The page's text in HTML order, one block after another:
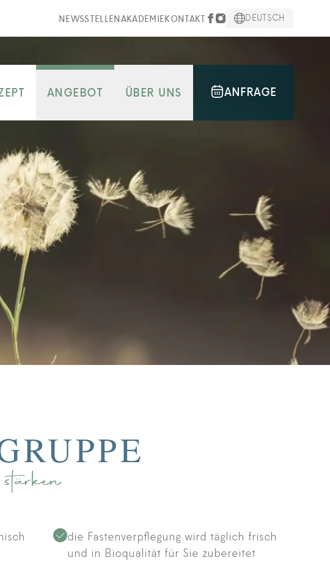
NEWSSTELLENAKADEMIEKONTAKT DEUTSCH
ANGEBOT ÜBER UNS ANFRAGE
die Fastenverpflegung wird täglich frisch
und in Bioqualität für Sie zubereitet